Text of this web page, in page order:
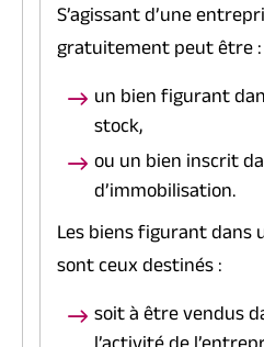
S’agissant d’une
gratuitement peut être :
un bien figurant
stock,
ou un bien inscrit
d’immobilisation.
Les biens figurant dans
sont ceux destinés :
soit à être vendus